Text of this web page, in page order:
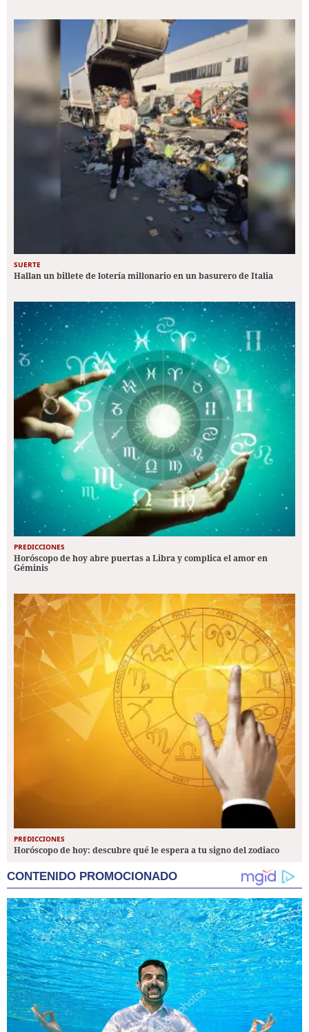
SUERTE
Hallan un billete de lotería millonario en un basurero de Italia
PREDICCIONES
Horóscopo de hoy abre puertas a Libra y complica el amor en
Géminis
PREDICCIONES
Horóscopo de hoy: descubre qué le espera a tu signo del zodiaco
CONTENIDO PROMOCIONADO